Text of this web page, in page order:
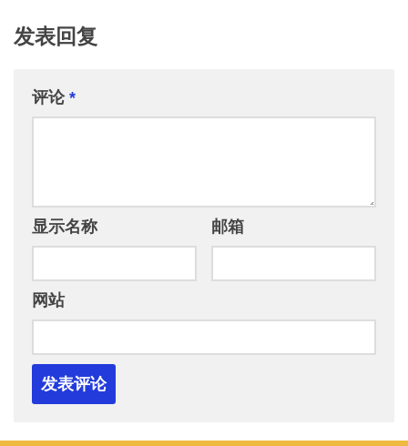
发表回复
评论 *
显示名称 邮箱
网站